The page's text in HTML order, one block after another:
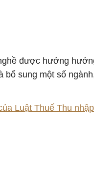
được hưởng
bổ sung một số
Luật Thuế Thu nhập